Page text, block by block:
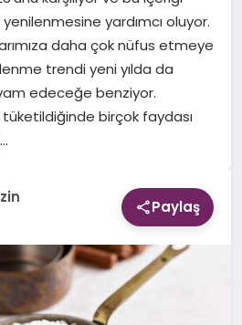
yardımcı oluyor.
daha çok nüfus etmeye
trendi yeni yılda da
edeceğe benziyor.
birçok faydası
Paylaş